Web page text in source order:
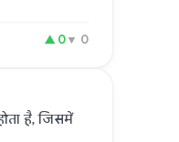
▲ 0▼ 0
है, जिसमें